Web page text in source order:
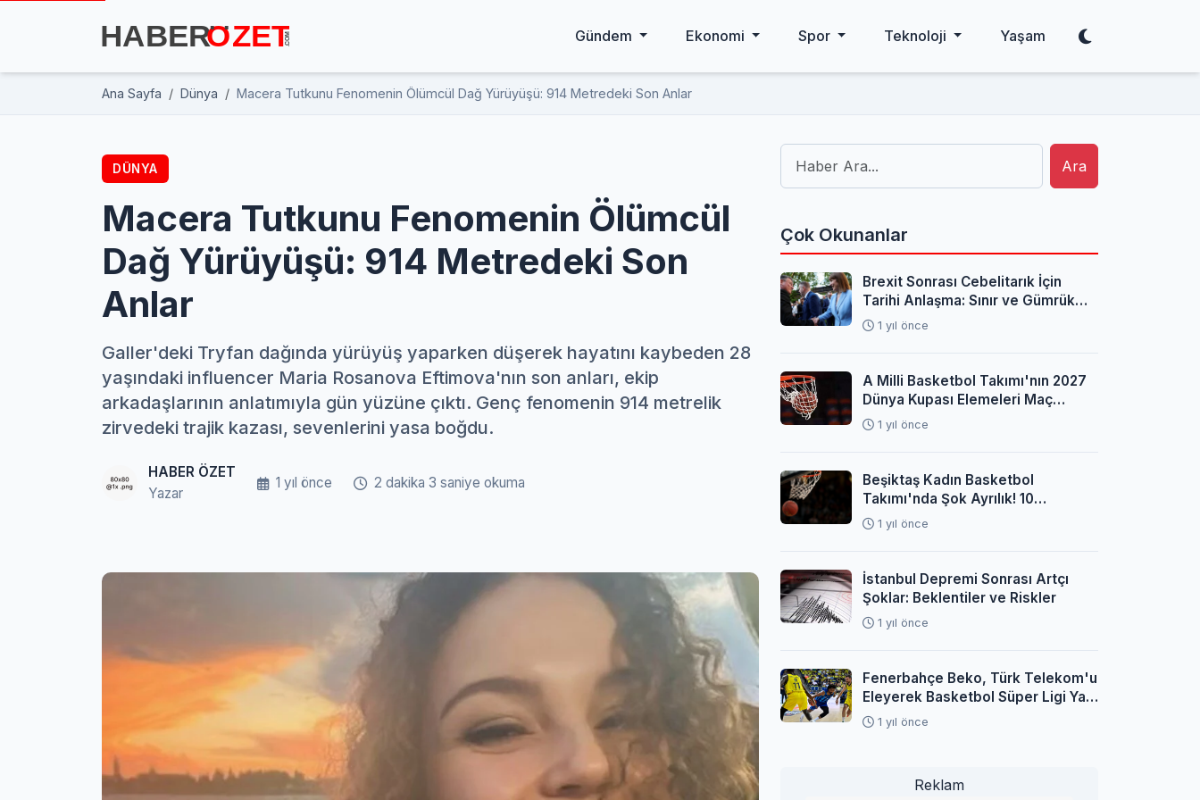
Gündem Ekonomi Spor Teknoloji Yaşam
Ana Sayfa Dünya Macera Tutkunu Fenomenin Ölümcül Dağ Yürüyüşü: 914 Metredeki Son Anlar
DÜNYA
Macera Tutkunu Fenomenin Ölümcül
Dağ Yürüyüşü: 914 Metredeki Son
Anlar
Galler'deki Tryfan dağında yürüyüş yaparken düşerek hayatını kaybeden 28
yaşındaki influencer Maria Rosanova Eftimova'nın son anları, ekip
arkadaşlarının anlatımıyla gün yüzüne çıktı. Genç fenomenin 914 metrelik
zirvedeki trajik kazası, sevenlerini yasa boğdu.
HABER ÖZET
Yazar
1 yıl önce 2 dakika 3 saniye okuma
Ara
Çok Okunanlar
Brexit Sonrası Cebelitarık İçin
Tarihi Anlaşma: Sınır ve Gümrük
Sorunları Çözüldü
1 yıl önce
A Milli Basketbol Takımı'nın 2027
Dünya Kupası Elemeleri Maç
Programı Açıklandı
1 yıl önce
Beşiktaş Kadın Basketbol
Takımı'nda Şok Ayrılık! 10
Oyuncuyla Yollar Ayrıldı
1 yıl önce
İstanbul Depremi Sonrası Artçı
Şoklar: Beklentiler ve Riskler
1 yıl önce
Fenerbahçe Beko, Türk Telekom'u
Eleyerek Basketbol Süper Ligi Yarı
Finaline Yükseldi
1 yıl önce
Reklam